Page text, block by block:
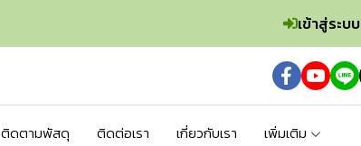
เข้าสู่ระบบ
ติดตามพัสดุ ติดต่อเรา เกี่ยวกับเรา เพิ่มเติม